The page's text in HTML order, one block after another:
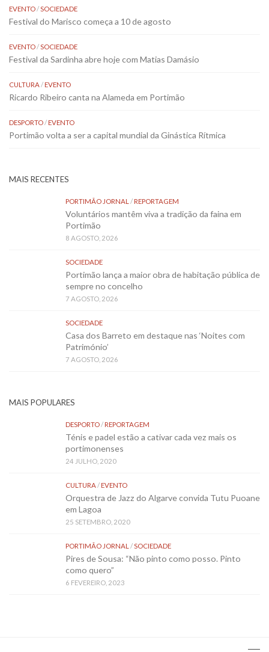
EVENTO/SOCIEDADE
Festival do Marisco começa a 10 de agosto
EVENTO/SOCIEDADE
Festival da Sardinha abre hoje com Matias Damásio
CULTURA/EVENTO
Ricardo Ribeiro canta na Alameda em Portimão
DESPORTO/EVENTO
Portimão volta a ser a capital mundial da Ginástica Rítmica
MAIS RECENTES
PORTIMÃO JORNAL /REPORTAGEM
Voluntários mantêm viva a tradição da faina em
Portimão
8 AGOSTO, 2026
SOCIEDADE
Portimão lança a maior obra de habitação pública de
sempre no concelho
7 AGOSTO, 2026
SOCIEDADE
Casa dos Barreto em destaque nas ‘Noites com
Património’
7 AGOSTO, 2026
MAIS POPULARES
DESPORTO/REPORTAGEM
Ténis e padel estão a cativar cada vez mais os
portimonenses
24 JULHO, 2020
CULTURA/EVENTO
Orquestra de Jazz do Algarve convida Tutu Puoane
em Lagoa
25 SETEMBRO, 2020
PORTIMÃO JORNAL /SOCIEDADE
Pires de Sousa: “Não pinto como posso. Pinto
como quero”
6 FEVEREIRO, 2023